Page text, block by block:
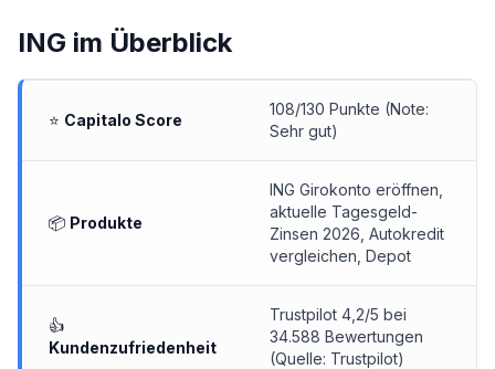
ING im Überblick
⭐ Capitalo Score
108/130 Punkte (Note:
Sehr gut)
📦 Produkte
ING Girokonto eröffnen
aktuelle Tagesgeld-
Zinsen 2026 Autokredit
vergleichen , Depot
👍
Kundenzufriedenheit
Trustpilot 4,2/5 bei
34.588 Bewertungen
(Quelle: Trustpilot)